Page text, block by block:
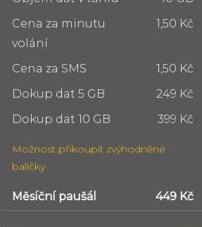
Cena za minutu
volání
1,50 Kč
Cena za SMS
1,50 Kč
Dokup dat 5 GB
249 Kč
Dokup dat 10 GB
399 Kč
Možnost přikoupit zvýhodněné
balíčky
Měsíční paušál 749 Kč